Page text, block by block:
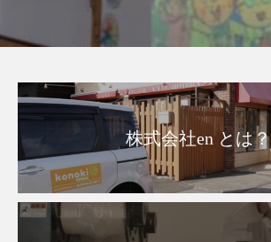
株式会社en とは？